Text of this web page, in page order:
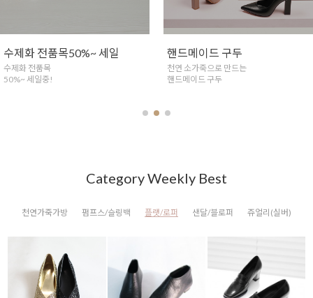
핸드메이드 구두
천연 소가죽으로 만드는
핸드메이드 구두
실버925 쥬얼리
은함량 법정함량92.5%
핸드메이드 실버 쥬얼리
Category Weekly Best
천연가죽가방 펌프스/슬링백 플랫/로퍼 샌달/블로퍼 쥬얼리(실버)